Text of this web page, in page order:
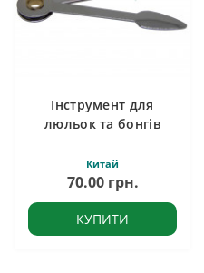
Інструмент для
люльок та бонгів
Китай
70.00 грн.
КУПИТИ